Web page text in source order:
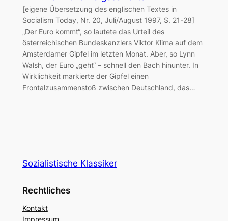
[eigene Übersetzung des englischen Textes in
Socialism Today, Nr. 20, Juli/August 1997, S. 21-28]
„Der Euro kommt“, so lautete das Urteil des
österreichischen Bundeskanzlers Viktor Klima auf dem
Amsterdamer Gipfel im letzten Monat. Aber, so Lynn
Walsh, der Euro „geht“ – schnell den Bach hinunter. In
Wirklichkeit markierte der Gipfel einen
Frontalzusammenstoß zwischen Deutschland, das…
Sozialistische Klassiker
Rechtliches
Kontakt